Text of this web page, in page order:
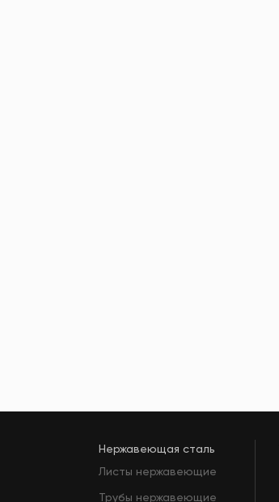
Нержавеющая сталь
Листы нержавеющие
Трубы нержавеющие